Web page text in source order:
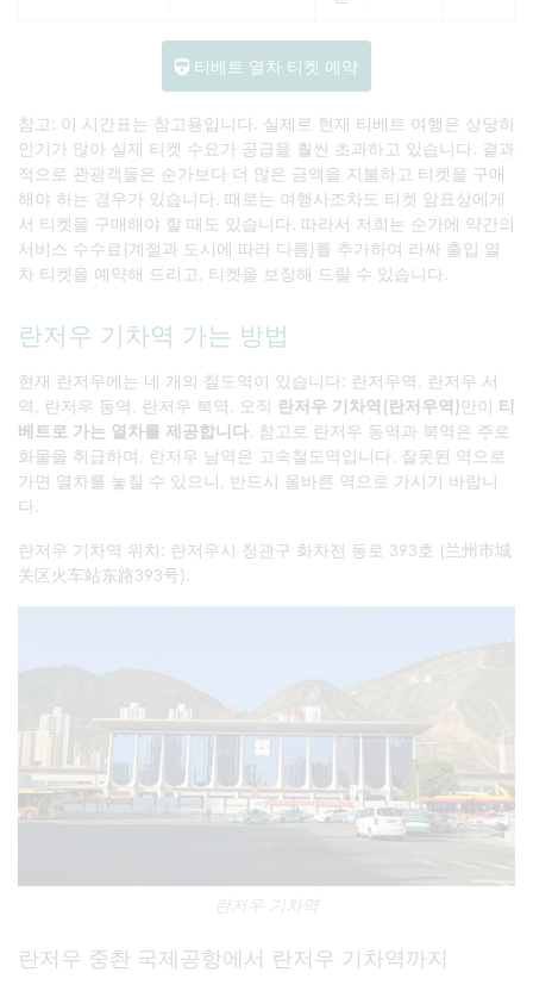
티베트 열차 티켓 예약
참고: 이 시간표는 참고용입니다. 실제로 현재 티베트 여행은 상당히
인기가 많아 실제 티켓 수요가 공급을 훨씬 초과하고 있습니다. 결과
적으로 관광객들은 순가보다 더 많은 금액을 지불하고 티켓을 구매
해야 하는 경우가 있습니다. 때로는 여행사조차도 티켓 암표상에게
서 티켓을 구매해야 할 때도 있습니다. 따라서 저희는 순가에 약간의
서비스 수수료(계절과 도시에 따라 다름)를 추가하여 라싸 출입 열
차 티켓을 예약해 드리고, 티켓을 보장해 드릴 수 있습니다.
란저우 기차역 가는 방법
현재 란저우에는 네 개의 철도역이 있습니다: 란저우역, 란저우 서
역, 란저우 동역, 란저우 북역. 오직 란저우 기차역(란저우역)만이 티
베트로 가는 열차를 제공합니다 . 참고로 란저우 동역과 북역은 주로
화물을 취급하며, 란저우 남역은 고속철도역입니다. 잘못된 역으로
가면 열차를 놓칠 수 있으니, 반드시 올바른 역으로 가시기 바랍니
다.
란저우 기차역 위치: 란저우시 청관구 화차전 동로 393호 (兰州市城
关区火车站东路393号).
란저우 기차역
란저우 중촨 국제공항에서 란저우 기차역까지